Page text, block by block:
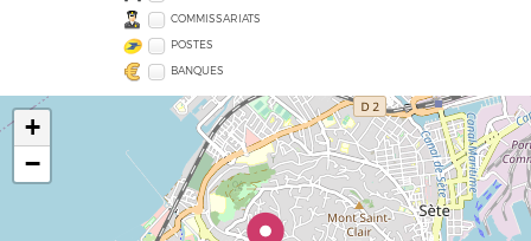
COMMISSARIATS
POSTES
BANQUES
+
−